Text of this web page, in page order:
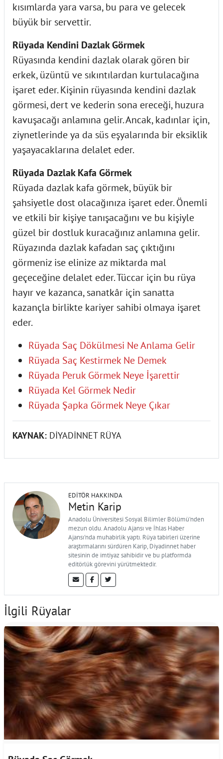
kısımlarda yara varsa, bu para ve gelecek
büyük bir servettir.
Rüyada Kendini Dazlak Görmek
Rüyasında kendini dazlak olarak gören bir
erkek, üzüntü ve sıkıntılardan kurtulacağına
işaret eder. Kişinin rüyasında kendini dazlak
görmesi, dert ve kederin sona ereceği, huzura
kavuşacağı anlamına gelir. Ancak, kadınlar için,
ziynetlerinde ya da süs eşyalarında bir eksiklik
yaşayacaklarına delalet eder.
Rüyada Dazlak Kafa Görmek
Rüyada dazlak kafa görmek, büyük bir
şahsiyetle dost olacağınıza işaret eder. Önemli
ve etkili bir kişiye tanışacağını ve bu kişiyle
güzel bir dostluk kuracağınız anlamına gelir.
Rüyazında dazlak kafadan saç çıktığını
görmeniz ise elinize az miktarda mal
geçeceğine delalet eder. Tüccar için bu rüya
hayır ve kazanca, sanatkâr için sanatta
kazançla birlikte kariyer sahibi olmaya işaret
eder.
Rüyada Saç Dökülmesi Ne Anlama Gelir
Rüyada Saç Kestirmek Ne Demek
Rüyada Peruk Görmek Neye İşarettir
Rüyada Kel Görmek Nedir
Rüyada Şapka Görmek Neye Çıkar
KAYNAK: DİYADİNNET RÜYA
EDITÖR HAKKINDA
Metin Karip
Anadolu Üniversitesi Sosyal Bilimler Bölümü'nden
mezun oldu. Anadolu Ajansı ve İhlas Haber
Ajansı'nda muhabirlik yaptı. Rüya tabirleri üzerine
araştırmalarını sürdüren Karip, Diyadinnet haber
sitesinin de imtiyaz sahibidir ve bu platformda
editörlük görevini yürütmektedir.
İlgili Rüyalar